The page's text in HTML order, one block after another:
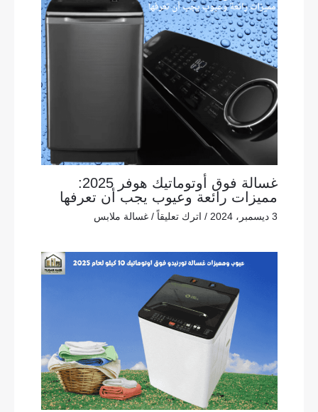
غسالة فوق أوتوماتيك هوفر 2025:
مميزات رائعة وعيوب يجب أن تعرفها
3 ديسمبر، 2024 / اترك تعليقاً /غسالة ملابس